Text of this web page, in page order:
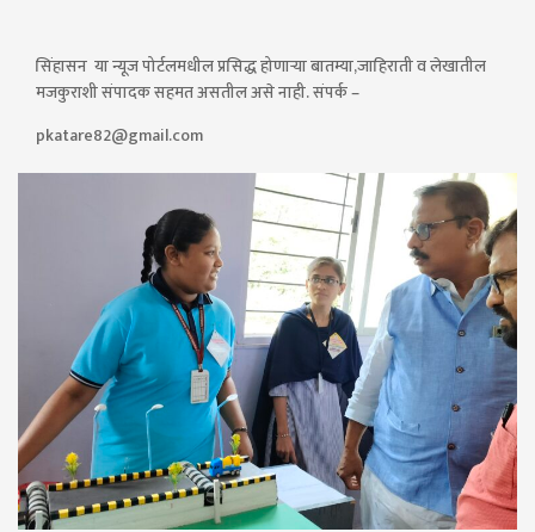
सिंहासन या न्यूज पोर्टलमधील प्रसिद्ध होणाऱ्या बातम्या,जाहिराती व लेखातील
मजकुराशी संपादक सहमत असतील असे नाही. संपर्क –
pkatare82@gmail.com